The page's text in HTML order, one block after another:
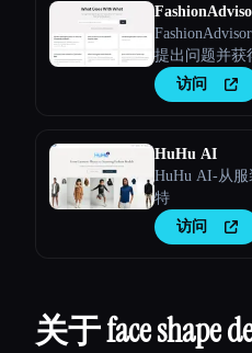
提出问题并获
访问
HuHu AI
HuHu AI-从
特
访问
关于 face shape